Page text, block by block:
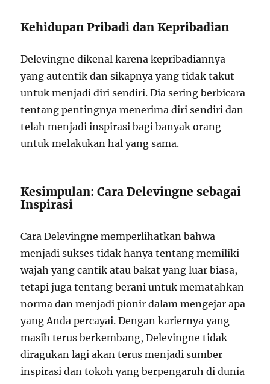
Kehidupan Pribadi dan Kepribadian
Delevingne dikenal karena kepribadiannya
yang autentik dan sikapnya yang tidak takut
untuk menjadi diri sendiri. Dia sering berbicara
tentang pentingnya menerima diri sendiri dan
telah menjadi inspirasi bagi banyak orang
untuk melakukan hal yang sama.
Kesimpulan: Cara Delevingne sebagai
Inspirasi
Cara Delevingne memperlihatkan bahwa
menjadi sukses tidak hanya tentang memiliki
wajah yang cantik atau bakat yang luar biasa,
tetapi juga tentang berani untuk mematahkan
norma dan menjadi pionir dalam mengejar apa
yang Anda percayai. Dengan kariernya yang
masih terus berkembang, Delevingne tidak
diragukan lagi akan terus menjadi sumber
inspirasi dan tokoh yang berpengaruh di dunia